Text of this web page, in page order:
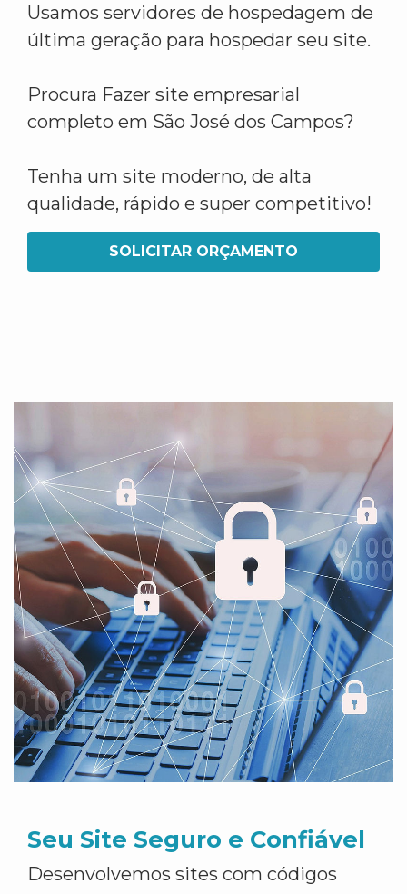
Usamos servidores de hospedagem de
última geração para hospedar seu site.
Procura Fazer site empresarial
completo em São José dos Campos?
Tenha um site moderno, de alta
qualidade, rápido e super competitivo!
SOLICITAR ORÇAMENTO
Seu Site Seguro e Confiável
Desenvolvemos sites com códigos